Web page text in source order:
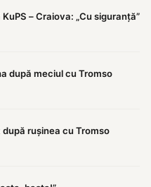
– Craiova: „Cu siguranță”
după meciul cu Tromso
după rușinea cu Tromso